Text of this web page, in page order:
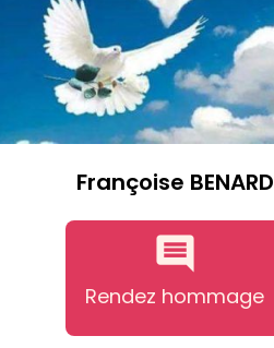
Françoise BENARD
Rendez hommage